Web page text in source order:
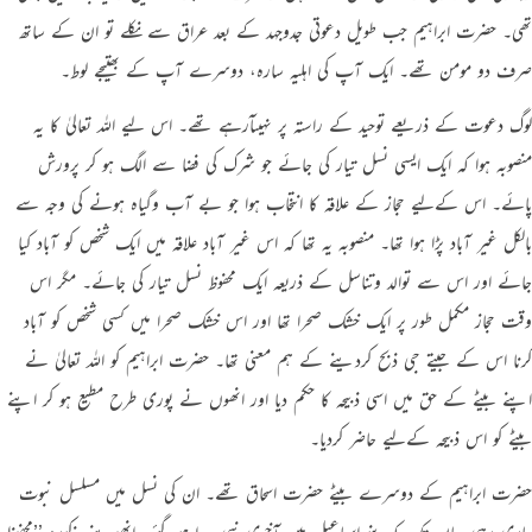
تھی۔ حضرت ابراہیم جب طویل دعوتی جدوجہد کے بعد عراق سے نکلے تو ان کے ساتھ
صرف دو مومن تھے۔ ایک آپ کی اہلیہ سارہ، دوسرے آپ کے بھتیجے لوط۔
لوگ دعوت کے ذریعے توحید کے راستہ پر نہیںآرہے تھے۔ اس ليے اللہ تعالیٰ کا یہ
منصوبہ ہوا کہ ایک ایسی نسل تیار کی جائے جو شرک کی فضا سے الگ ہو کر پرورش
پائے۔ اس کےلیے حجاز کے علاقہ کا انتخاب ہوا جو بے آب وگیاہ ہونے کی وجہ سے
بالکل غیر آباد پڑا ہوا تھا۔ منصوبہ یہ تھا کہ اس غیر آباد علاقہ میں ایک شخص کو آباد کیا
جائے اور اس سے توالد وتناسل کے ذریعہ ایک محفوظ نسل تیار کی جائے۔ مگر اس
وقت حجاز مکمل طور پر ایک خشک صحرا تھا اور اس خشک صحرا میں کسی شخص کو آباد
کرنا اس کے جیتے جی ذبح کردینے کے ہم معنی تھا۔ حضرت ابراہیم کو اللہ تعالیٰ نے
اپنے بیٹے کے حق میں اسی ذبیحہ کا حکم دیا اور انھوں نے پوری طرح مطیع ہو کر اپنے
بیٹے کو اس ذبیحہ کےلیے حاضر کردیا۔
حضرت ابراہیم کے دوسرے بیٹے حضرت اسحاق تھے۔ ان کی نسل میں مسلسل نبوت